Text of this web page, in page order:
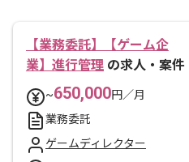
【業務委託】【ゲーム企
業】進行管理 の求人・案件
~650,000円／月
業務委託
ゲームディレクター